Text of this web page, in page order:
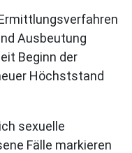
Ausbeutung
Beginn der
Höchststand
sexuelle
Fälle markieren